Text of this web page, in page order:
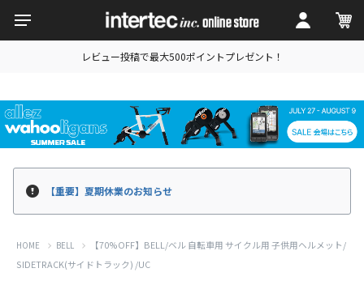
レビュー投稿で最大500ポイントプレゼント！
【重要】夏期休業のお知らせ
HOME BELL
【70%OFF】BELL/ベル 自転車用 サイクル用 子供用ヘルメット/
SIDETRACK(サイドトラック) /UC